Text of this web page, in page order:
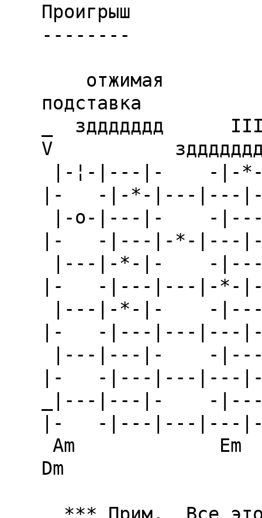
Проигрыш
--------
подставка
_  зддддддд
V
|-   -|-*-|---|---
|-   -|---|-*-|---
|-   -|---|---|-*-
|-   -|---|---|---
|-   -|---|---|---
_|---|---|-    -
|-   -|---|---|---
Dm